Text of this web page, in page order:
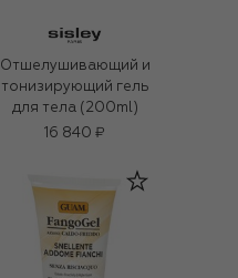
Отшелушивающий и
тонизирующий гель
для тела (200ml)
16 840 ₽